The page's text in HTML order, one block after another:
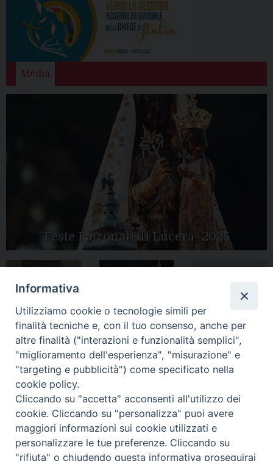
Media
Feste Patronali di Lucera- 2025
Apertura Anno
Giubilare 2025
Mariae in Diocesi
Tutte le gallery
CONTATTI:
LUCERA: Piazza Duomo, 13 - 71036 Lucera (FG) − tel.
0881/520882 - e-mail: info@diocesiluceratroia.it
Segreteria del
Vescovo: tel/fax 0881/522244 - e-mail:
vescovo@diocesiluceratroia.it
TROIA : Piazza Episcopio - 71029 Troia (FG) − tel. 0881/977051
Informativa
Utilizziamo cookie o tecnologie simili per
finalità tecniche e, con il tuo consenso, anche per
altre finalità ("interazioni e funzionalità semplici",
"miglioramento dell'esperienza", "misurazione" e
"targeting e pubblicità") come specificato nella
cookie policy.
Cliccando su "accetta" acconsenti all'utilizzo dei
cookie. Cliccando su "personalizza" puoi avere
maggiori informazioni sui cookie utilizzati e
personalizzare le tue preferenze. Cliccando su
"rifiuta" o chiudendo questa informativa proseguirai